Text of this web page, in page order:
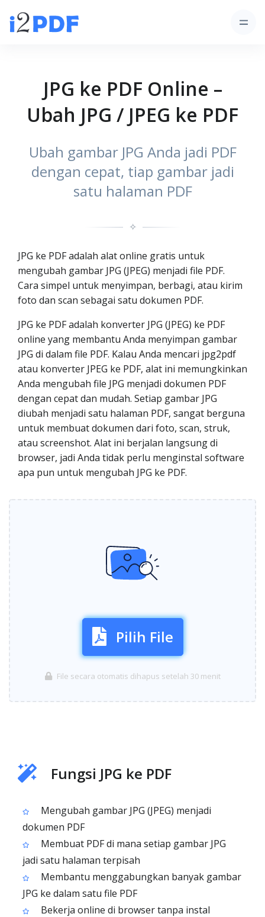
JPG ke PDF Online –
Ubah JPG / JPEG ke PDF
Ubah gambar JPG Anda jadi PDF
dengan cepat, tiap gambar jadi
satu halaman PDF
✧
JPG ke PDF adalah alat online gratis untuk
mengubah gambar JPG (JPEG) menjadi file PDF.
Cara simpel untuk menyimpan, berbagi, atau kirim
foto dan scan sebagai satu dokumen PDF.
JPG ke PDF adalah konverter JPG (JPEG) ke PDF
online yang membantu Anda menyimpan gambar
JPG di dalam file PDF. Kalau Anda mencari jpg2pdf
atau konverter JPEG ke PDF, alat ini memungkinkan
Anda mengubah file JPG menjadi dokumen PDF
dengan cepat dan mudah. Setiap gambar JPG
diubah menjadi satu halaman PDF, sangat berguna
untuk membuat dokumen dari foto, scan, struk,
atau screenshot. Alat ini berjalan langsung di
browser, jadi Anda tidak perlu menginstal software
apa pun untuk mengubah JPG ke PDF.
Pilih File
File secara otomatis dihapus setelah 30 menit
Fungsi JPG ke PDF
Mengubah gambar JPG (JPEG) menjadi
dokumen PDF
Membuat PDF di mana setiap gambar JPG
jadi satu halaman terpisah
Membantu menggabungkan banyak gambar
JPG ke dalam satu file PDF
Bekerja online di browser tanpa instal